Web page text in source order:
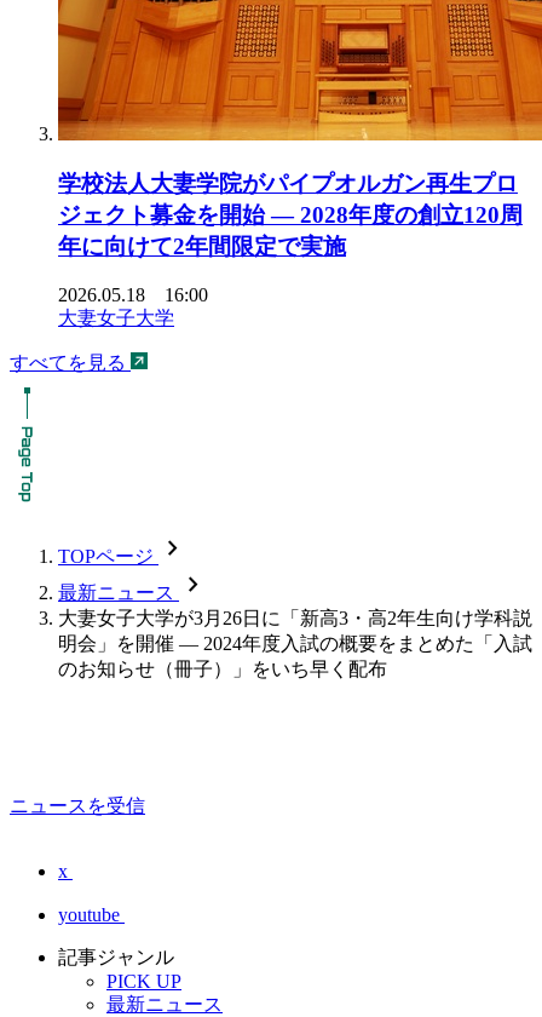
学校法人大妻学院がパイプオルガン再生プロ
ジェクト募金を開始 ― 2028年度の創立120周
年に向けて2年間限定で実施
2026.05.18 16:00
大妻女子大学
すべてを見る
TOPページ chevron_forward
最新ニュース chevron_forward
大妻女子大学が3月26日に「新高3・高2年生向け学科説
明会」を開催 — 2024年度入試の概要をまとめた「入試
のお知らせ（冊子）」をいち早く配布
ニュースを受信
x
youtube
記事ジャンル
PICK UP
最新ニュース